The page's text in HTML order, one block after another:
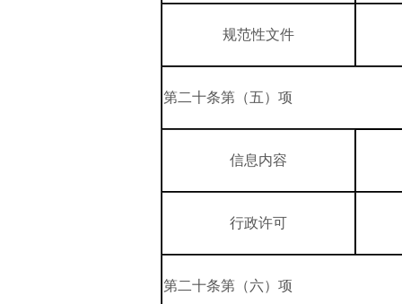
规范性文件
第二十条第（五）项
信息内容
行政许可
第二十条第（六）项